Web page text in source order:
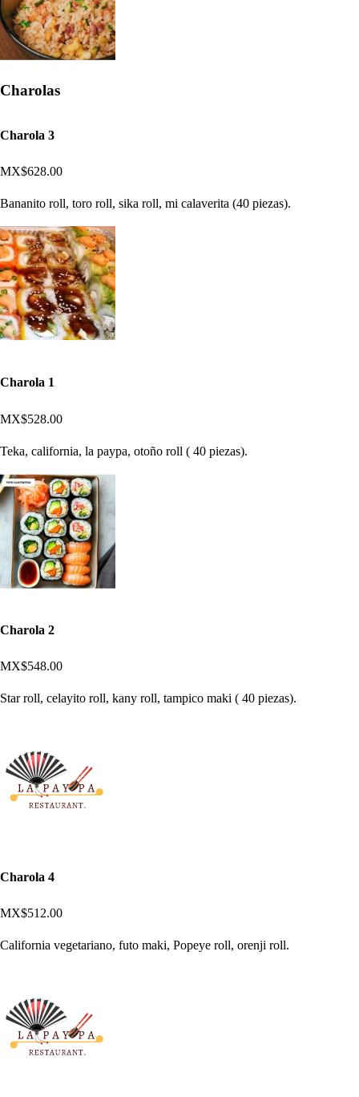
Charolas
Charola 3
MX$628.00
Bananito roll, toro roll, sika roll, mi calaverita (40 piezas).
Charola 1
MX$528.00
Teka, california, la paypa, otoño roll ( 40 piezas).
Charola 2
MX$548.00
Star roll, celayito roll, kany roll, tampico maki ( 40 piezas).
Charola 4
MX$512.00
California vegetariano, futo maki, Popeye roll, orenji roll.